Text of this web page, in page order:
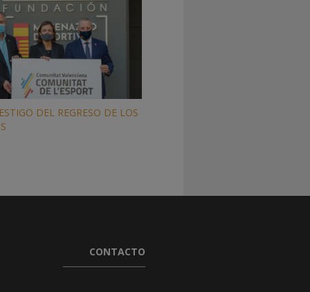
DEL REGRESO DE LOS
CONTACTO